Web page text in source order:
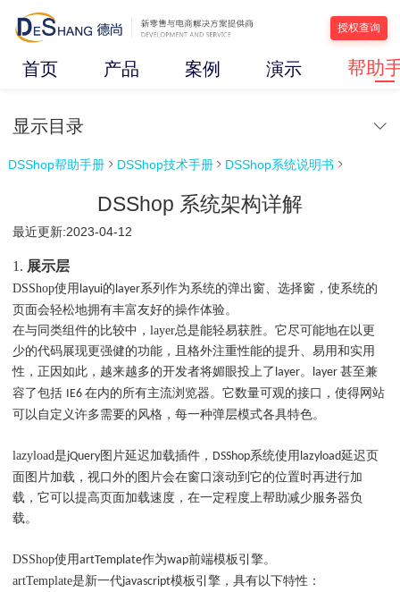
授权查询
首页 产品 案例 演示 帮助
显示目录
DSShop帮助手册  DSShop技术手册  DSShop系统说明书 
DSShop 系统架构详解
最近更新:2023-04-12
1. 展示层
DSShop使用 layui的layer系列作为系统的弹出窗、选择窗，使系统的
页面会轻松地拥有丰富友好的操作体验。
在与同类组件的比较中，layer总是能轻易获胜。它尽可能地在以更
少的代码展现更强健的功能，且格外注重性能的提升、易用和实用
性，正因如此，越来越多的开发者将媚眼投上了 layer。 layer甚至兼
容了包括 IE6在内的所有主流浏览器。它数量可观的接口，使得网站
可以自定义许多需要的风格，每一种弹层模式各具特色。
lazyload是jQuery图片延迟加载插件， DSShop系统使用 lazyload延迟页
面图片加载，视口外的图片会在窗口滚动到它的位置时再进行加
载，它可以提高页面加载速度，在一定程度上帮助减少服务器负
载。
DSShop使用artTemplate作为wap前端模板引擎。
artTemplate是新一代javascript模板引擎，具有以下特性：